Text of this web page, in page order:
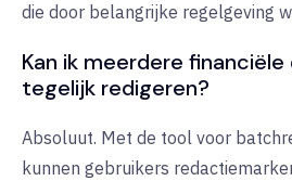
die door belangrijke regelgeving
Kan ik meerdere
tegelijk redigeren?
Absoluut. Met de tool voor
kunnen gebruikers